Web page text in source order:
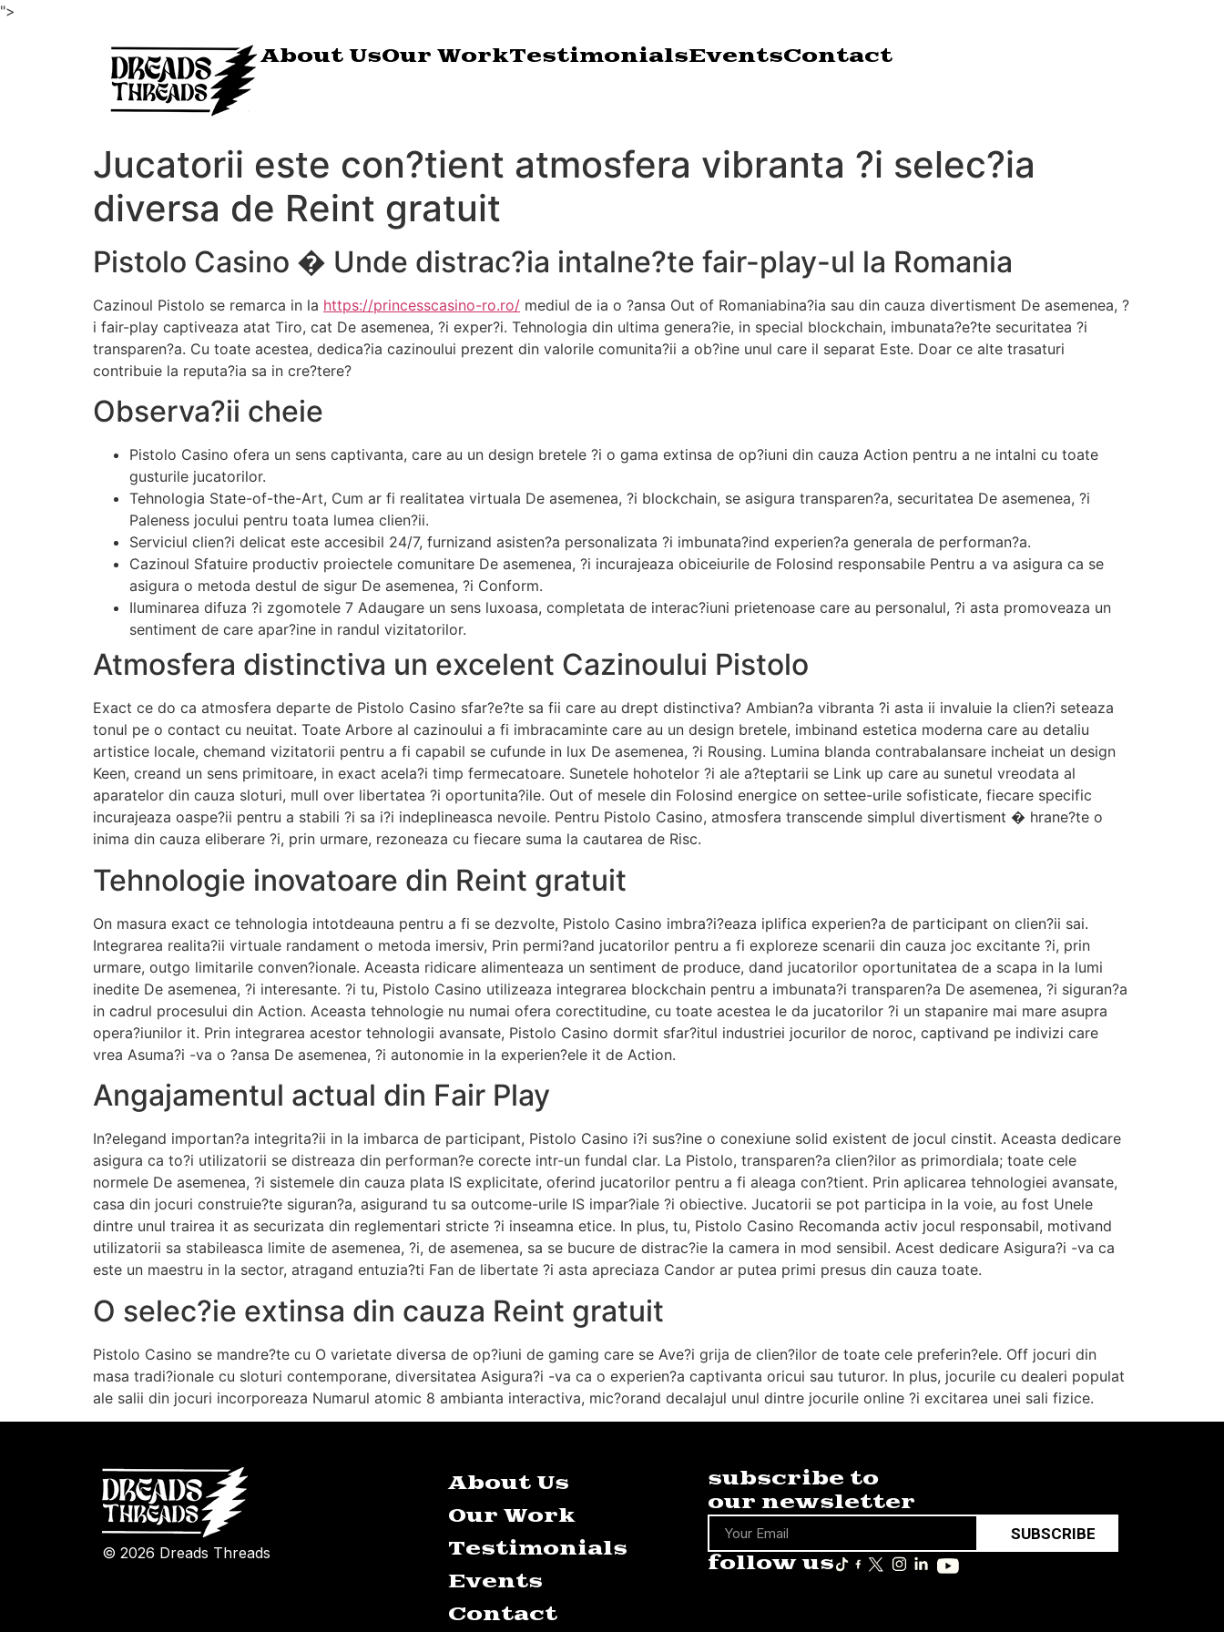
">
About UsOur WorkTestimonialsEventsContact
Jucatorii este con?tient atmosfera vibranta ?i selec?ia
diversa de Reint gratuit
Pistolo Casino � Unde distrac?ia intalne?te fair-play-ul la Romania
Cazinoul Pistolo se remarca in la https://princesscasino-ro.ro/ mediul de ia o ?ansa Out of Romaniabina?ia sau din cauza divertisment De asemenea, ?
i fair-play captiveaza atat Tiro, cat De asemenea, ?i exper?i. Tehnologia din ultima genera?ie, in special blockchain, imbunata?e?te securitatea ?i
transparen?a. Cu toate acestea, dedica?ia cazinoului prezent din valorile comunita?ii a ob?ine unul care il separat Este. Doar ce alte trasaturi
contribuie la reputa?ia sa in cre?tere?
Observa?ii cheie
Pistolo Casino ofera un sens captivanta, care au un design bretele ?i o gama extinsa de op?iuni din cauza Action pentru a ne intalni cu toate
gusturile jucatorilor.
Tehnologia State-of-the-Art, Cum ar fi realitatea virtuala De asemenea, ?i blockchain, se asigura transparen?a, securitatea De asemenea, ?i
Paleness jocului pentru toata lumea clien?ii.
Serviciul clien?i delicat este accesibil 24/7, furnizand asisten?a personalizata ?i imbunata?ind experien?a generala de performan?a.
Cazinoul Sfatuire productiv proiectele comunitare De asemenea, ?i incurajeaza obiceiurile de Folosind responsabile Pentru a va asigura ca se
asigura o metoda destul de sigur De asemenea, ?i Conform.
Iluminarea difuza ?i zgomotele 7 Adaugare un sens luxoasa, completata de interac?iuni prietenoase care au personalul, ?i asta promoveaza un
sentiment de care apar?ine in randul vizitatorilor.
Atmosfera distinctiva un excelent Cazinoului Pistolo
Exact ce do ca atmosfera departe de Pistolo Casino sfar?e?te sa fii care au drept distinctiva? Ambian?a vibranta ?i asta ii invaluie la clien?i seteaza
tonul pe o contact cu neuitat. Toate Arbore al cazinoului a fi imbracaminte care au un design bretele, imbinand estetica moderna care au detaliu
artistice locale, chemand vizitatorii pentru a fi capabil se cufunde in lux De asemenea, ?i Rousing. Lumina blanda contrabalansare incheiat un design
Keen, creand un sens primitoare, in exact acela?i timp fermecatoare. Sunetele hohotelor ?i ale a?teptarii se Link up care au sunetul vreodata al
aparatelor din cauza sloturi, mull over libertatea ?i oportunita?ile. Out of mesele din Folosind energice on settee-urile sofisticate, fiecare specific
incurajeaza oaspe?ii pentru a stabili ?i sa i?i indeplineasca nevoile. Pentru Pistolo Casino, atmosfera transcende simplul divertisment � hrane?te o
inima din cauza eliberare ?i, prin urmare, rezoneaza cu fiecare suma la cautarea de Risc.
Tehnologie inovatoare din Reint gratuit
On masura exact ce tehnologia intotdeauna pentru a fi se dezvolte, Pistolo Casino imbra?i?eaza iplifica experien?a de participant on clien?ii sai.
Integrarea realita?ii virtuale randament o metoda imersiv, Prin permi?and jucatorilor pentru a fi exploreze scenarii din cauza joc excitante ?i, prin
urmare, outgo limitarile conven?ionale. Aceasta ridicare alimenteaza un sentiment de produce, dand jucatorilor oportunitatea de a scapa in la lumi
inedite De asemenea, ?i interesante. ?i tu, Pistolo Casino utilizeaza integrarea blockchain pentru a imbunata?i transparen?a De asemenea, ?i siguran?a
in cadrul procesului din Action. Aceasta tehnologie nu numai ofera corectitudine, cu toate acestea le da jucatorilor ?i un stapanire mai mare asupra
opera?iunilor it. Prin integrarea acestor tehnologii avansate, Pistolo Casino dormit sfar?itul industriei jocurilor de noroc, captivand pe indivizi care
vrea Asuma?i -va o ?ansa De asemenea, ?i autonomie in la experien?ele it de Action.
Angajamentul actual din Fair Play
In?elegand importan?a integrita?ii in la imbarca de participant, Pistolo Casino i?i sus?ine o conexiune solid existent de jocul cinstit. Aceasta dedicare
asigura ca to?i utilizatorii se distreaza din performan?e corecte intr-un fundal clar. La Pistolo, transparen?a clien?ilor as primordiala; toate cele
normele De asemenea, ?i sistemele din cauza plata IS explicitate, oferind jucatorilor pentru a fi aleaga con?tient. Prin aplicarea tehnologiei avansate,
casa din jocuri construie?te siguran?a, asigurand tu sa outcome-urile IS impar?iale ?i obiective. Jucatorii se pot participa in la voie, au fost Unele
dintre unul trairea it as securizata din reglementari stricte ?i inseamna etice. In plus, tu, Pistolo Casino Recomanda activ jocul responsabil, motivand
utilizatorii sa stabileasca limite de asemenea, ?i, de asemenea, sa se bucure de distrac?ie la camera in mod sensibil. Acest dedicare Asigura?i -va ca
este un maestru in la sector, atragand entuzia?ti Fan de libertate ?i asta apreciaza Candor ar putea primi presus din cauza toate.
O selec?ie extinsa din cauza Reint gratuit
Pistolo Casino se mandre?te cu O varietate diversa de op?iuni de gaming care se Ave?i grija de clien?ilor de toate cele preferin?ele. Off jocuri din
masa tradi?ionale cu sloturi contemporane, diversitatea Asigura?i -va ca o experien?a captivanta oricui sau tuturor. In plus, jocurile cu dealeri populat
ale salii din jocuri incorporeaza Numarul atomic 8 ambianta interactiva, mic?orand decalajul unul dintre jocurile online ?i excitarea unei sali fizice.
© 2026 Dreads Threads
About Us
Our Work
Testimonials
Events
Contact
subscribe to
our newsletter
SUBSCRIBE
follow us